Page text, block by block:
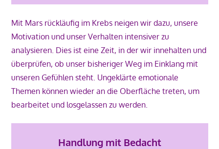
Mit Mars rückläufig im Krebs neigen wir dazu, unsere
Motivation und unser Verhalten intensiver zu
analysieren. Dies ist eine Zeit, in der wir innehalten und
überprüfen, ob unser bisheriger Weg im Einklang mit
unseren Gefühlen steht. Ungeklärte emotionale
Themen können wieder an die Oberfläche treten, um
bearbeitet und losgelassen zu werden.
Handlung mit Bedacht